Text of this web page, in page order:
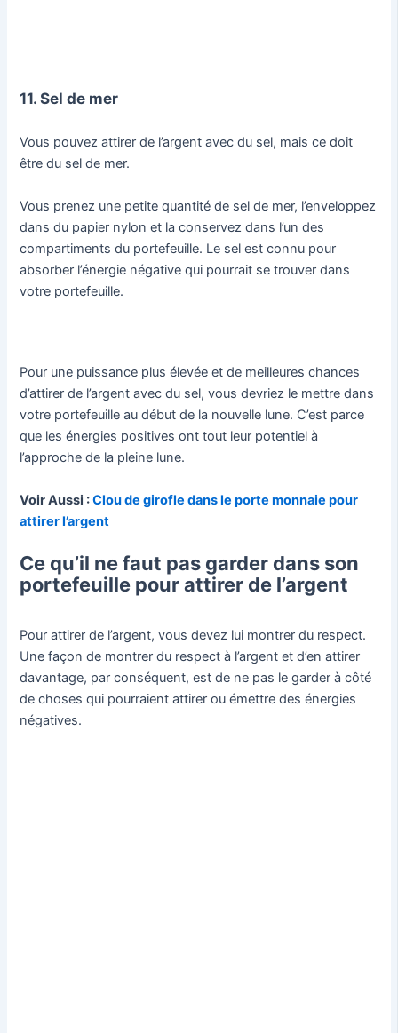
11. Sel de mer
Vous pouvez attirer de l’argent avec du sel, mais ce doit
être du sel de mer.
Vous prenez une petite quantité de sel de mer, l’enveloppez
dans du papier nylon et la conservez dans l’un des
compartiments du portefeuille. Le sel est connu pour
absorber l’énergie négative qui pourrait se trouver dans
votre portefeuille.
Pour une puissance plus élevée et de meilleures chances
d’attirer de l’argent avec du sel, vous devriez le mettre dans
votre portefeuille au début de la nouvelle lune. C’est parce
que les énergies positives ont tout leur potentiel à
l’approche de la pleine lune.
Voir Aussi :Clou de girofle dans le porte monnaie pour
attirer l’argent
Ce qu’il ne faut pas garder dans son
portefeuille pour attirer de l’argent
Pour attirer de l’argent, vous devez lui montrer du respect.
Une façon de montrer du respect à l’argent et d’en attirer
davantage, par conséquent, est de ne pas le garder à côté
de choses qui pourraient attirer ou émettre des énergies
négatives.